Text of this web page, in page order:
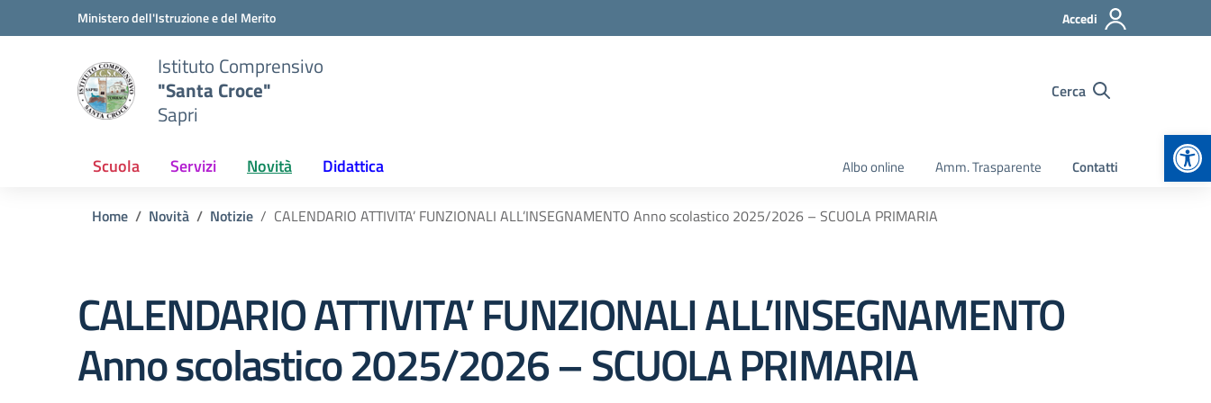
Vai ai contenuti
Vai al menu di navigazioneMinistero dell'Istruzione e del Merito Accedi
Istituto Comprensivo
"Santa Croce"
Sapri
Cerca
Scuola Servizi Novità Didattica Albo online Amm. Trasparente Contatti
Home Novità Notizie CALENDARIO ATTIVITA’ FUNZIONALI ALL’INSEGNAMENTO Anno scolastico 2025/2026 – SCUOLA PRIMARIA
CALENDARIO ATTIVITA’ FUNZIONALI ALL’INSEGNAMENTO
Anno scolastico 2025/2026 – SCUOLA PRIMARIA